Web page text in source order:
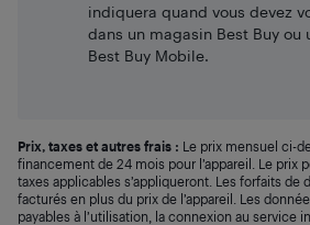
indiquera quand vous devez
dans un magasin Best Buy ou
Best Buy Mobile.
Prix, taxes et autres frais : Le prix mensuel ci-
financement de 24 mois pour l’appareil. Le prix
taxes applicables s’appliqueront. Les forfaits de
facturés en plus du prix de l’appareil. Les
payables à l’utilisation, la connexion au service